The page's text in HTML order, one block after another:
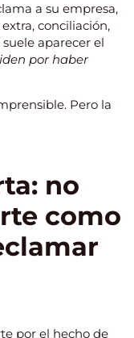
a su empresa,
conciliación,
aparecer el
por haber
Pero la
no
como
por el hecho de